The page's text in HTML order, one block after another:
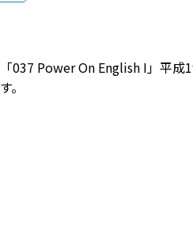
「037 Power On English I」平
す。